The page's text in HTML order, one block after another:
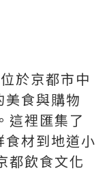
於京都市中
食與購物
這裡匯集了
材到地道小
都飲食文化